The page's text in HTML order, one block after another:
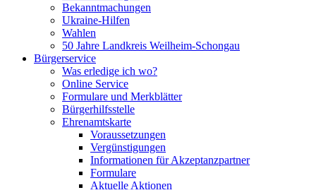
Bekanntmachungen
Ukraine-Hilfen
Wahlen
50 Jahre Landkreis Weilheim-Schongau
Bürgerservice
Was erledige ich wo?
Online Service
Formulare und Merkblätter
Bürgerhilfsstelle
Ehrenamtskarte
Voraussetzungen
Vergünstigungen
Informationen für Akzeptanzpartner
Formulare
Aktuelle Aktionen